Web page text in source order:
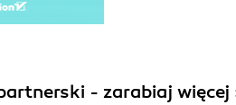
- zarabiaj więcej